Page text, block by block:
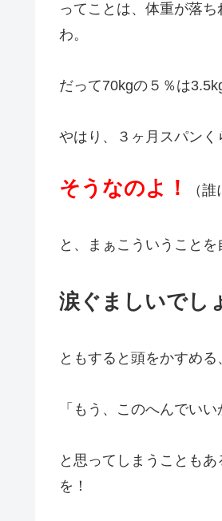
ってことは、体重が落
わ。
だって70kgの５％は
やはり、３ヶ月スパンく
そうなのよ！ （
と、まぁこういうこと
涙ぐましいでし
ともすると頭をかすめる
「もう、このへんでいい
と思ってしまうことも
を！